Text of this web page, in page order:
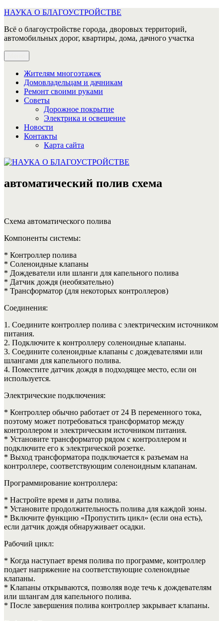
Перейти
содержимому
НАУКА О БЛАГОУСТРОЙСТВЕ
Всё о благоустройстве города, дворовых территорий,
автомобильных дорог, квартиры, дома, дачного участка
Жителям многоэтажек
Домовладельцам и дачникам
Ремонт своими руками
Советы
Дорожное покрытие
Электрика и освещение
Новости
Контакты
Карта сайта
автоматический полив схема
Схема автоматического полива
Компоненты системы:
* Контроллер полива
* Соленоидные клапаны
* Дождеватели или шланги для капельного полива
* Датчик дождя (необязательно)
* Трансформатор (для некоторых контроллеров)
Соединения:
1. Соедините контроллер полива с электрическим источником
питания.
2. Подключите к контроллеру соленоидные клапаны.
3. Соедините соленоидные клапаны с дождевателями или
шлангами для капельного полива.
4. Поместите датчик дождя в подходящее место, если он
используется.
Электрические подключения:
* Контроллер обычно работает от 24 В переменного тока,
поэтому может потребоваться трансформатор между
контроллером и электрическим источником питания.
* Установите трансформатор рядом с контроллером и
подключите его к электрической розетке.
* Выход трансформатора подключается к разъемам на
контроллере, соответствующим соленоидным клапанам.
Программирование контроллера:
* Настройте время и даты полива.
* Установите продолжительность полива для каждой зоны.
* Включите функцию «Пропустить цикл» (если она есть),
если датчик дождя обнаруживает осадки.
Рабочий цикл:
* Когда наступает время полива по программе, контроллер
подает напряжение на соответствующие соленоидные
клапаны.
* Клапаны открываются, позволяя воде течь к дождевателям
или шлангам для капельного полива.
* После завершения полива контроллер закрывает клапаны.